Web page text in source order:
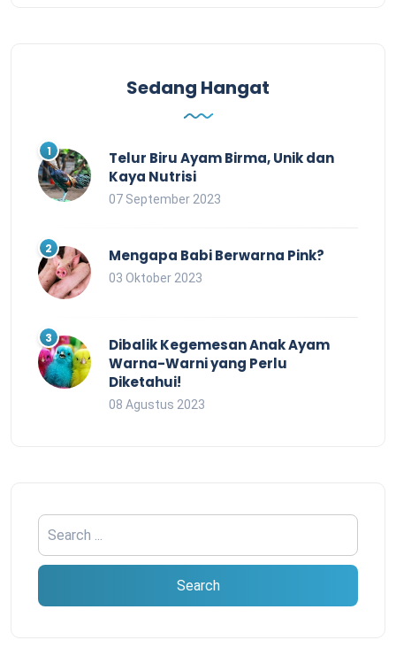
Sedang Hangat
Telur Biru Ayam Birma, Unik dan
Kaya Nutrisi
07 September 2023
Mengapa Babi Berwarna Pink?
03 Oktober 2023
Dibalik Kegemesan Anak Ayam
Warna-Warni yang Perlu
Diketahui!
08 Agustus 2023